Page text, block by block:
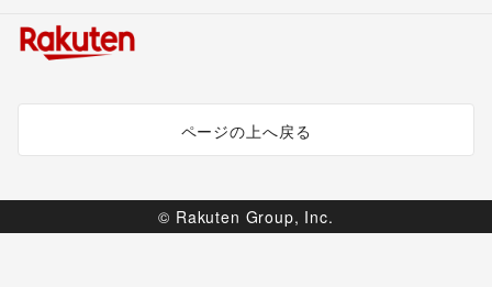
ページの上へ戻る
© Rakuten Group, Inc.